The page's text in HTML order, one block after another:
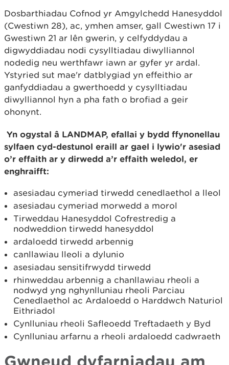
Dosbarthiadau Cofnod yr Amgylchedd Hanesyddol
(Cwestiwn 28), ac, ymhen amser, gall Cwestiwn 17 i
Gwestiwn 21 ar lên gwerin, y celfyddydau a
digwyddiadau nodi cysylltiadau diwylliannol
nodedig neu werthfawr iawn ar gyfer yr ardal.
Ystyried sut mae'r datblygiad yn effeithio ar
ganfyddiadau a gwerthoedd y cysylltiadau
diwylliannol hyn a pha fath o brofiad a geir
ohonynt.
Yn ogystal â LANDMAP, efallai y bydd ffynonellau
sylfaen cyd-destunol eraill ar gael i lywio'r asesiad
o’r effaith ar y dirwedd a’r effaith weledol, er
enghraifft:
asesiadau cymeriad tirwedd cenedlaethol a lleol
asesiadau cymeriad morwedd a morol
Tirweddau Hanesyddol Cofrestredig a
nodweddion tirwedd hanesyddol
ardaloedd tirwedd arbennig
canllawiau lleoli a dylunio
asesiadau sensitifrwydd tirwedd
rhinweddau arbennig a chanllawiau rheoli a
nodwyd yng nghynlluniau rheoli Parciau
Cenedlaethol ac Ardaloedd o Harddwch Naturiol
Eithriadol
Cynlluniau rheoli Safleoedd Treftadaeth y Byd
Cynlluniau arfarnu a rheoli ardaloedd cadwraeth
Gwneud dyfarniadau am